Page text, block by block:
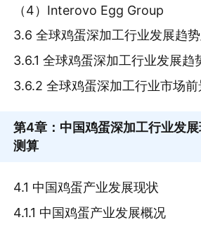
（4）Interovo Egg Group
3.6 全球鸡蛋深加工行业发展趋
3.6.1 全球鸡蛋深加工行业发展趋
3.6.2 全球鸡蛋深加工行业市场前
第4章 ：中国鸡蛋深加工行业发
测算
4.1 中国鸡蛋产业发展现状
4.1.1 中国鸡蛋产业发展概况